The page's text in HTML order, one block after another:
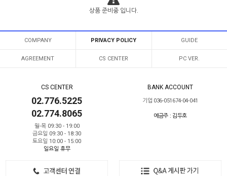
상품 준비중 입니다.
COMPANY PRIVACY POLICY GUIDE
AGREEMENT CS CENTER PC VER.
CS CENTER
02.776.5225
02.774.8065
월-목 09:30 - 19:00
금요일 09:30 - 18:30
토요일 10:00 - 15:00
일요일 휴무
BANK ACCOUNT
기업 036-051674-04-041
예금주 : 김두호